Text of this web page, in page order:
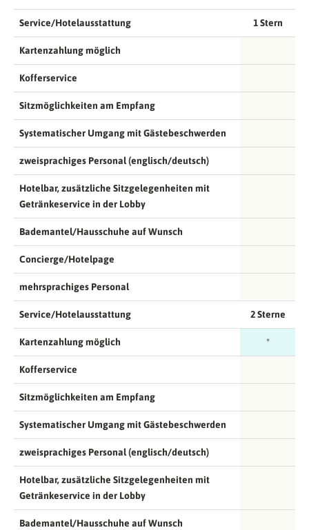
Service/Hotelausstattung 1 Stern
Kartenzahlung möglich
Kofferservice
Sitzmöglichkeiten am Empfang
Systematischer Umgang mit Gästebeschwerden
zweisprachiges Personal (englisch/deutsch)
Hotelbar, zusätzliche Sitzgelegenheiten mit
Getränkeservice in der Lobby
Bademantel/Hausschuhe auf Wunsch
Concierge/Hotelpage
mehrsprachiges Personal
Service/Hotelausstattung 2 Sterne
Kartenzahlung möglich *
Kofferservice
Sitzmöglichkeiten am Empfang
Systematischer Umgang mit Gästebeschwerden
zweisprachiges Personal (englisch/deutsch)
Hotelbar, zusätzliche Sitzgelegenheiten mit
Getränkeservice in der Lobby
Bademantel/Hausschuhe auf Wunsch